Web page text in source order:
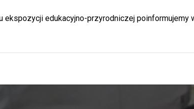
ekspozycji edukacyjno-przyrodniczej poinformujemy